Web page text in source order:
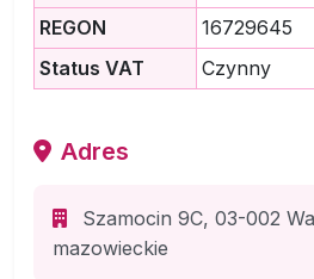
REGON
16729645
Status VAT
Czynny
Adres
Szamocin 9C, 03-002
mazowieckie